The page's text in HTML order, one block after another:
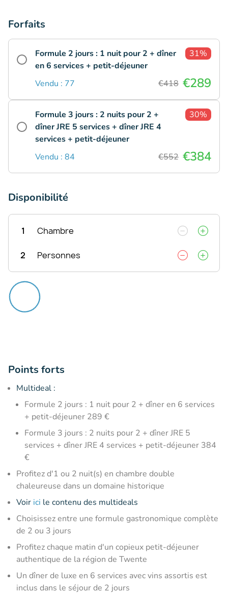
Forfaits
Formule 2 jours : 1 nuit pour 2 + dîner
en 6 services + petit-déjeuner
31%
Vendu : 77 €418 €289
Formule 3 jours : 2 nuits pour 2 +
dîner JRE 5 services + dîner JRE 4
services + petit-déjeuner
30%
Vendu : 84 €552 €384
Disponibilité
1 Chambre
2 Personnes
Points forts
Multideal :
Formule 2 jours : 1 nuit pour 2 + dîner en 6 services
+ petit-déjeuner 289 €
Formule 3 jours : 2 nuits pour 2 + dîner JRE 5
services + dîner JRE 4 services + petit-déjeuner 384
€
Profitez d'1 ou 2 nuit(s) en chambre double
chaleureuse dans un domaine historique
Voir ici le contenu des multideals
Choisissez entre une formule gastronomique complète
de 2 ou 3 jours
Profitez chaque matin d'un copieux petit-déjeuner
authentique de la région de Twente
Un dîner de luxe en 6 services avec vins assortis est
inclus dans le séjour de 2 jours